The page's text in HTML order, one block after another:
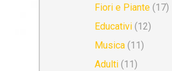
Fiori e Piante (17)
Educativi (12)
Musica (11)
Adulti (11)